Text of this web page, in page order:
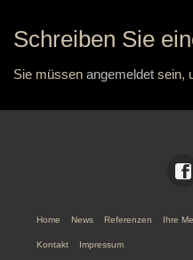
Schreiben Sie
Sie müssen angemeldet sein,
Home News Referenzen Ihre
Kontakt Impressum